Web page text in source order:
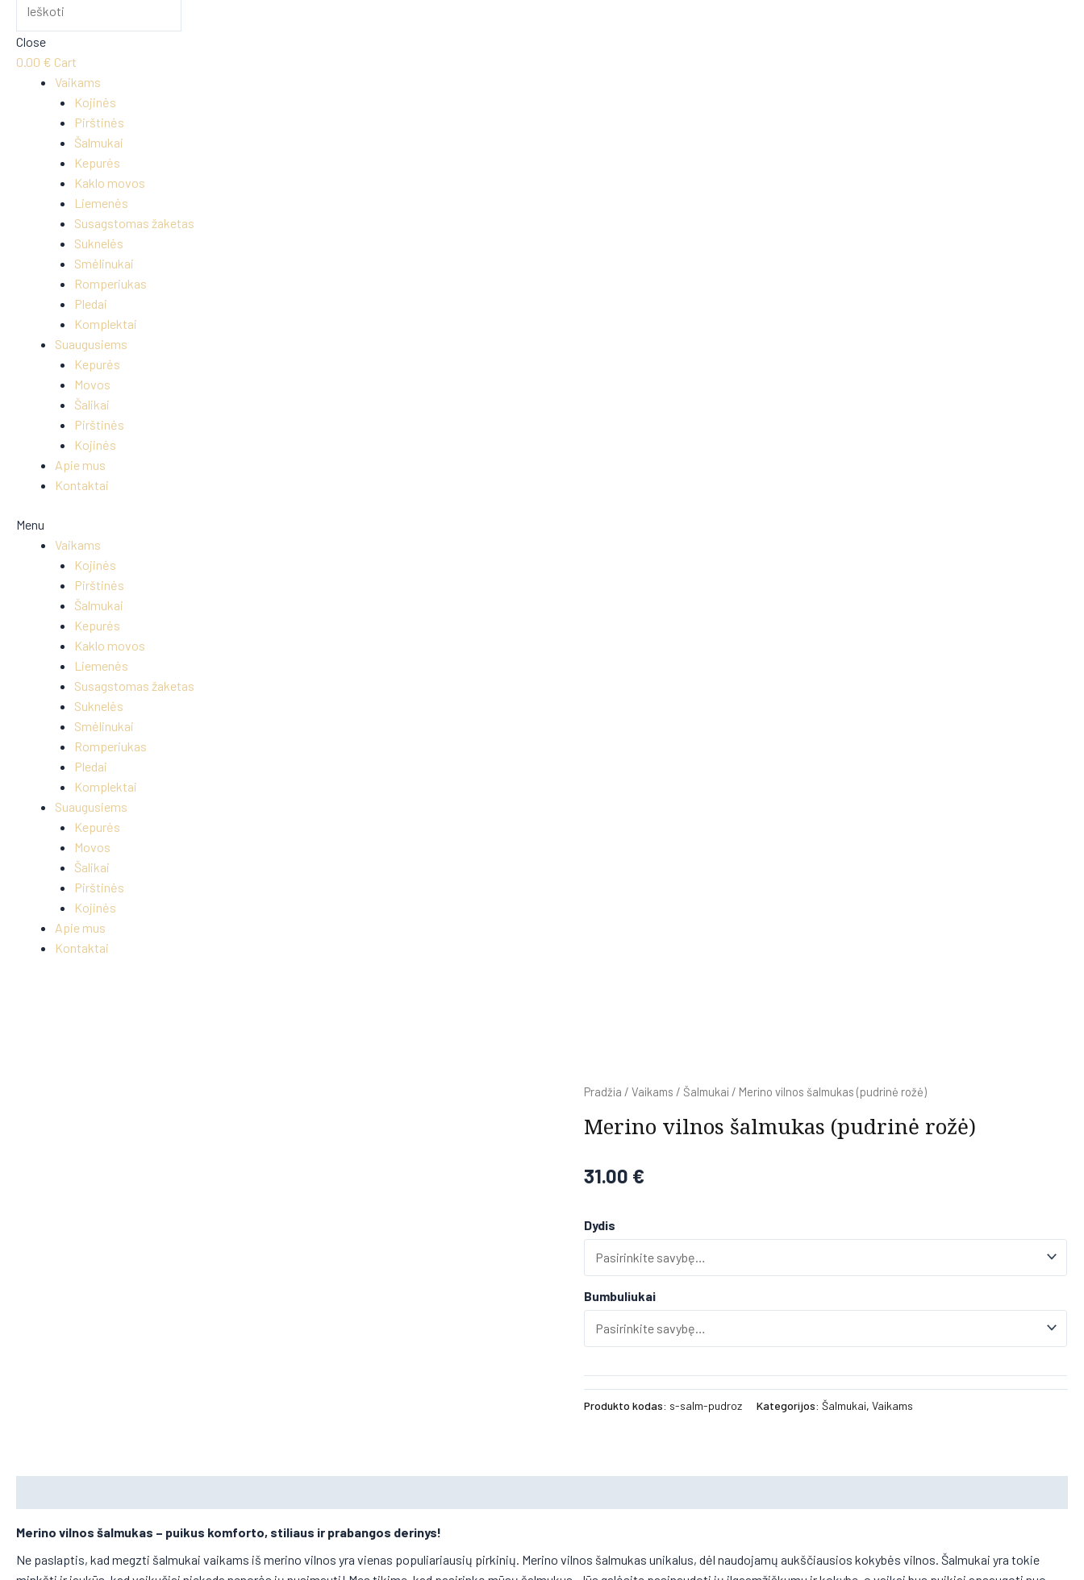
Close
0.00 € Cart
Vaikams
Kojinės
Pirštinės
Šalmukai
Kepurės
Kaklo movos
Liemenės
Susagstomas žaketas
Suknelės
Smėlinukai
Romperiukas
Pledai
Komplektai
Suaugusiems
Kepurės
Movos
Šalikai
Pirštinės
Kojinės
Apie mus
Kontaktai
Menu
Vaikams
Kojinės
Pirštinės
Šalmukai
Kepurės
Kaklo movos
Liemenės
Susagstomas žaketas
Suknelės
Smėlinukai
Romperiukas
Pledai
Komplektai
Suaugusiems
Kepurės
Movos
Šalikai
Pirštinės
Kojinės
Apie mus
Kontaktai
Pradžia /Vaikams /Šalmukai / Merino vilnos šalmukas (pudrinė rožė)
Merino vilnos šalmukas (pudrinė rožė)
31.00 €
Dydis
Bumbuliukai
Produkto kodas: s-salm-pudroz Kategorijos:Šalmukai,Vaikams
Merino vilnos šalmukas – puikus komforto, stiliaus ir prabangos derinys!
Ne paslaptis, kad megzti šalmukai vaikams iš merino vilnos yra vienas populiariausių pirkinių. Merino vilnos šalmukas unikalus, dėl naudojamų aukščiausios kokybės vilnos. Šalmukai yra tokie